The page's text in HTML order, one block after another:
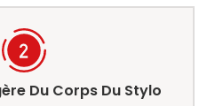
Du Corps Du Stylo